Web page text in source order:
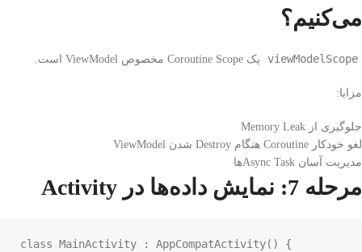
می‌کنیم؟
viewModelScope یک Coroutine Scope مخصوص ViewModel است.
مزایا:
جلوگیری از Memory Leak
لغو خودکار Coroutine هنگام Destroy شدن ViewModel
مدیریت آسان Async Taskها
مرحله 7: نمایش داده‌ها در Activity
class MainActivity : AppCompatActivity() {